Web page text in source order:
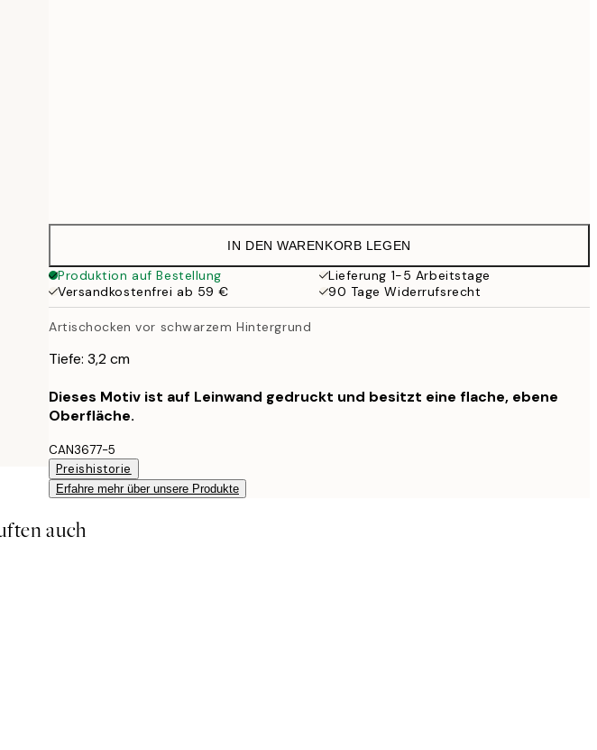
IN DEN WARENKORB LEGEN
Produktion auf Bestellung
Lieferung 1-5 Arbeitstage
Versandkostenfrei ab 59 €
90 Tage Widerrufsrecht
Artischocken vor schwarzem Hintergrund
Tiefe: 3,2 cm
Dieses Motiv ist auf Leinwand gedruckt und besitzt eine flache, ebene
Oberfläche.
CAN3677-5
Preishistorie
Erfahre mehr über unsere Produkte
auch